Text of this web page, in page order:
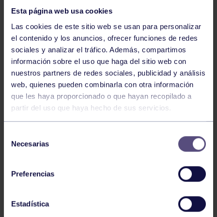
Esta página web usa cookies
Las cookies de este sitio web se usan para personalizar
el contenido y los anuncios, ofrecer funciones de redes
sociales y analizar el tráfico. Además, compartimos
información sobre el uso que haga del sitio web con
nuestros partners de redes sociales, publicidad y análisis
web, quienes pueden combinarla con otra información
que les haya proporcionado o que hayan recopilado a
partir del uso que haya hecho de sus servicios.
Necesarias
Preferencias
Estadística
Hockey 28 Jul 2026
ÓSCAR PALOMERO, RUMBO AL
MUNDIAL
Hockey